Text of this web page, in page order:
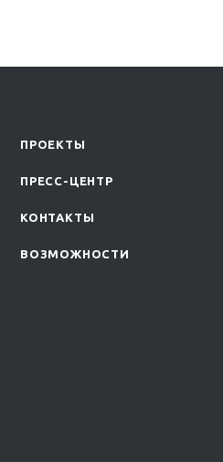
ПРОЕКТЫ
ПРЕСС-ЦЕНТР
КОНТАКТЫ
ВОЗМОЖНОСТИ